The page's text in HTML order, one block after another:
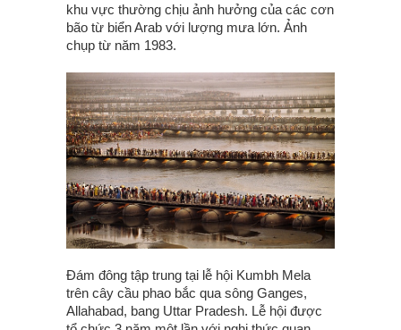
khu vực thường chịu ảnh hưởng của các cơn
bão từ biển Arab với lượng mưa lớn. Ảnh
chụp từ năm 1983.
Đám đông tập trung tại lễ hội Kumbh Mela
trên cây cầu phao bắc qua sông Ganges,
Allahabad, bang Uttar Pradesh. Lễ hội được